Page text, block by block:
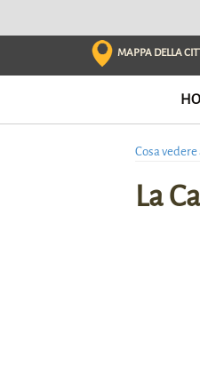
MAPPA DELLA
Cosa
La